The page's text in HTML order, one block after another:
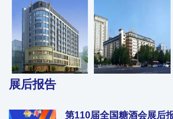
展后报告
第110届全国糖酒会展后